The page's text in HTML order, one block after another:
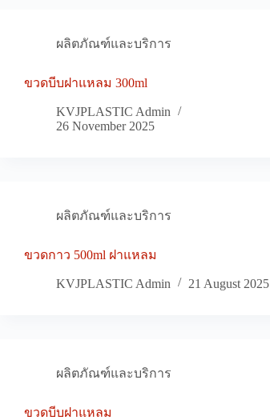
ผลิตภัณฑ์และบริการ
ขวดบีบฝาแหลม 300ml
KVJPLASTIC Admin
26 November 2025
ผลิตภัณฑ์และบริการ
ขวดกาว 500ml ฝาแหลม
KVJPLASTIC Admin 21 August 2025
ผลิตภัณฑ์และบริการ
ขวดบีบฝาแหลม